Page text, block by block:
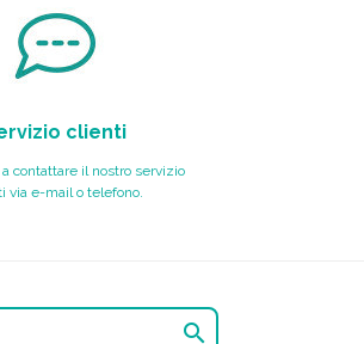
clienti
contattare il nostro servizio
via e-mail o telefono.
